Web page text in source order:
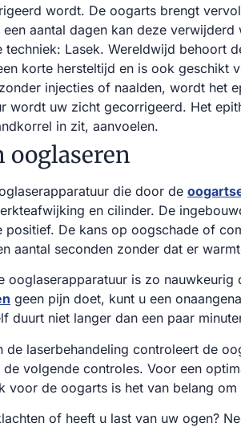
wordt. De oogarts brengt
een aantal dagen kan deze verwijderd
techniek: Lasek. Wereldwijd behoort
korte hersteltijd en is ook geschikt
injecties of naalden, wordt het
wordt uw zicht gecorrigeerd. Het
in zit, aanvoelen.
ooglaseren
die door de
en cilinder. De
positief. De kans op oogschade of
aantal seconden zonder dat er
ooglaserapparatuur is zo
geen pijn doet, kunt u een
duurt niet langer dan een paar
de laserbehandeling controleert de
volgende controles. Voor een
voor de oogarts is het van belang
of heeft u last van uw ogen?